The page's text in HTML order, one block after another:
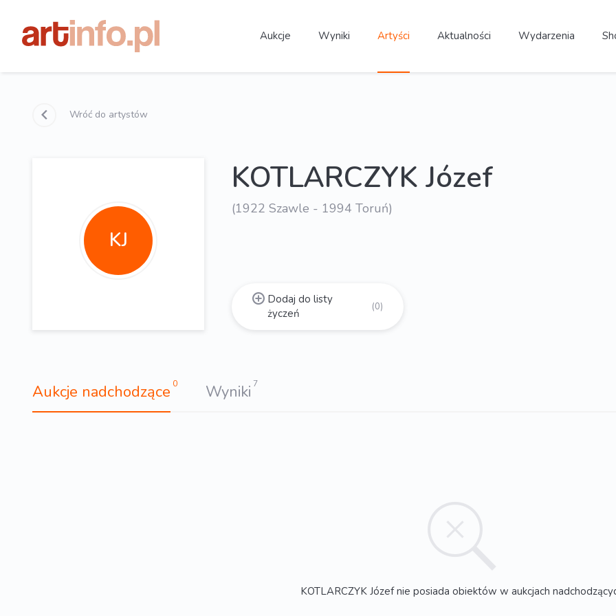
Aukcje Wyniki Artyści Aktualności Wydarzenia
Wróć do artystów
KJ
KOTLARCZYK Józef
(1922 Szawle - 1994 Toruń)
Dodaj do listy
życzeń
(0)
Aukcje nadchodzące 0 Wyniki 7
KOTLARCZYK Józef nie posiada obiektów w aukcjach